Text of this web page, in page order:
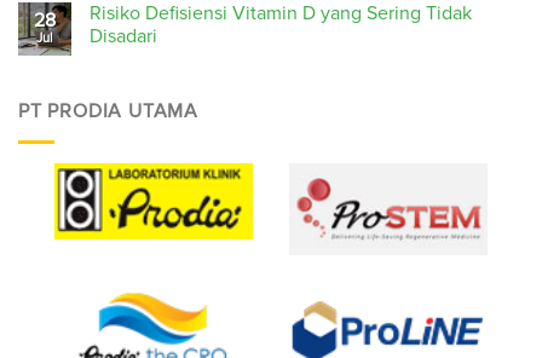
28
Jul
Risiko Defisiensi Vitamin D yang Sering Tidak
Disadari
PT PRODIA UTAMA